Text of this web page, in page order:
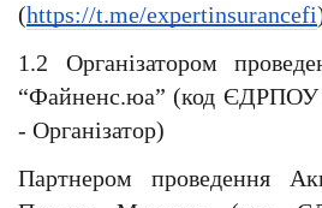
(https://t.me/expertinsurancefi
1.2 Організатором
“Файненс.юа” (код ЄДРПОУ
- Організатор)
Партнером проведення